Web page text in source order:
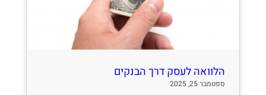
הלוואה לעסק דרך הבנקים
ספטמבר 25, 2025